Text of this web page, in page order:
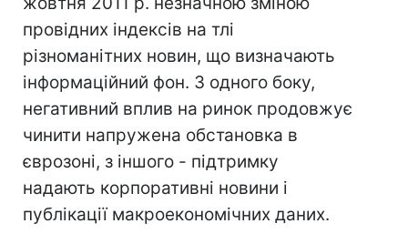
провідних індексів на тлі
різноманітних новин, що визначають
інформаційний фон. З одного боку,
негативний вплив на ринок продовжує
чинити напружена обстановка в
єврозоні, з іншого - підтримку
надають корпоративні новини і
публікації макроекономічних даних.